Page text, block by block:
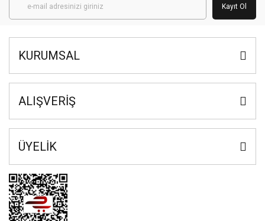
Kayıt Ol
KURUMSAL
ALIŞVERİŞ
ÜYELİK